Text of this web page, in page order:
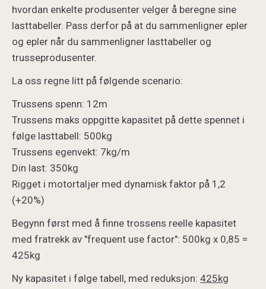
hvordan enkelte produsenter velger å beregne sine
lasttabeller. Pass derfor på at du sammenligner epler
og epler når du sammenligner lasttabeller og
trusseprodusenter.
La oss regne litt på følgende scenario:
Trussens spenn: 12m
Trussens maks oppgitte kapasitet på dette spennet i
følge lasttabell: 500kg
Trussens egenvekt: 7kg/m
Din last: 350kg
Rigget i motortaljer med dynamisk faktor på 1,2
(+20%)
Begynn først med å finne trossens reelle kapasitet
med fratrekk av "frequent use factor": 500kg x 0,85 =
425kg
Ny kapasitet i følge tabell, med reduksjon: 425kg